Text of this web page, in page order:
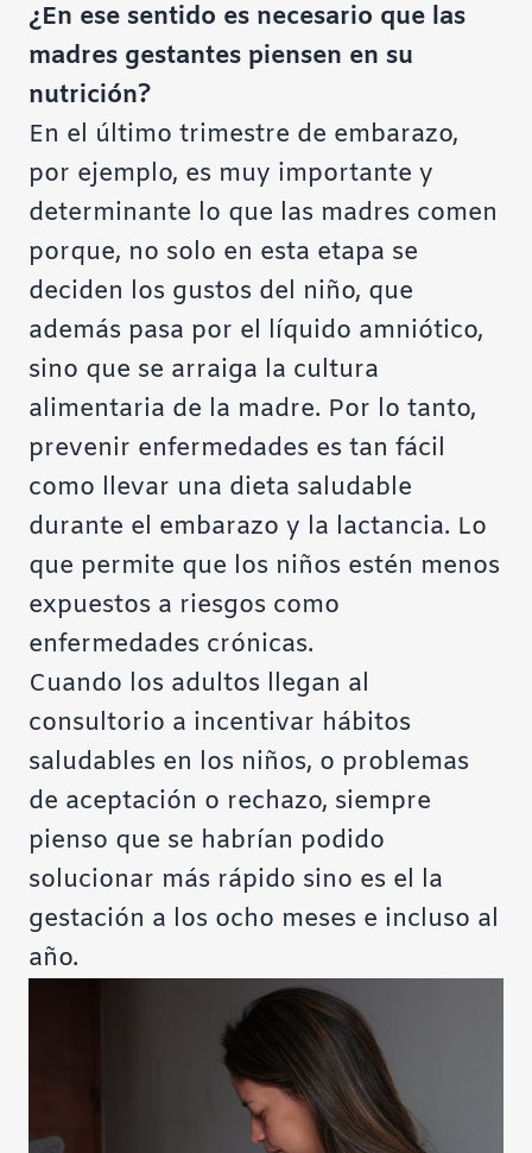
¿En ese sentido es necesario que las
madres gestantes piensen en su
nutrición?
En el último trimestre de embarazo,
por ejemplo, es muy importante y
determinante lo que las madres comen
porque, no solo en esta etapa se
deciden los gustos del niño, que
además pasa por el líquido amniótico,
sino que se arraiga la cultura
alimentaria de la madre. Por lo tanto,
prevenir enfermedades es tan fácil
como llevar una dieta saludable
durante el embarazo y la lactancia. Lo
que permite que los niños estén menos
expuestos a riesgos como
enfermedades crónicas.
Cuando los adultos llegan al
consultorio a incentivar hábitos
saludables en los niños, o problemas
de aceptación o rechazo, siempre
pienso que se habrían podido
solucionar más rápido sino es el la
gestación a los ocho meses e incluso al
año.